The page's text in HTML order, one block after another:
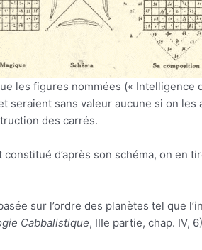
les figures nommées (« Intelligence
sans valeur aucune si on les
des carrés.
d’après son schéma, on en
sur l’ordre des planètes tel que
Cabbalistique, IIIe partie, chap. IV,